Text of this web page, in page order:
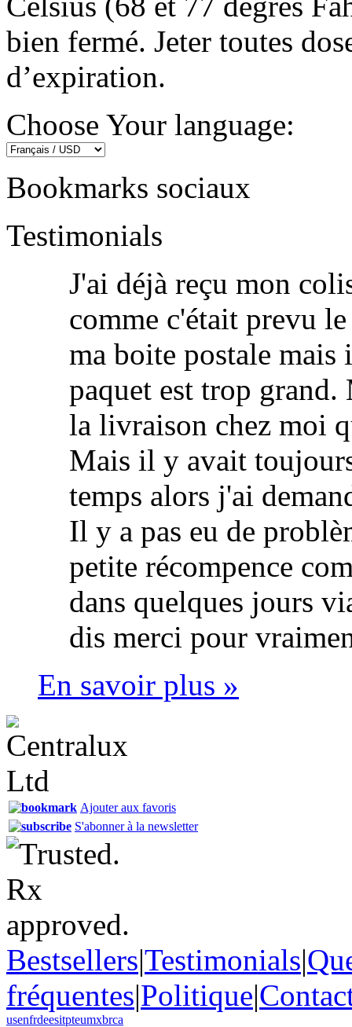
bien fermé. Jeter toutes
d’expiration.
Choose Your language:
Bookmarks sociaux
Testimonials
J'ai déjà reçu mon
comme c'était prevu
ma boite postale mais
paquet est trop
la livraison chez moi
Mais il y avait
temps alors j'ai
Il y a pas eu de
petite récompence
dans quelques jours
dis merci pour
En savoir plus »
Ajouter aux favoris
S'abonner à la newsletter
Bestsellers|Testimonials|
fréquentes|Politique|
usenfrdeesitpteumxbrca